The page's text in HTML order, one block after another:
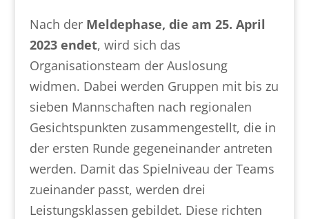
Nach derMeldephase, die am 25. April
2023 endet, wird sich das
Organisationsteam der Auslosung
widmen. Dabei werden Gruppen mit bis zu
sieben Mannschaften nach regionalen
Gesichtspunkten zusammengestellt, die in
der ersten Runde gegeneinander antreten
werden. Damit das Spielniveau der Teams
zueinander passt, werden drei
Leistungsklassen gebildet. Diese richten